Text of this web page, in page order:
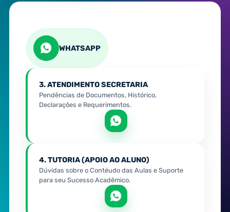
WHATSAPP
3. ATENDIMENTO SECRETARIA
Pendências de Documentos, Histórico,
Declarações e Requerimentos.
4. TUTORIA (APOIO AO ALUNO)
Dúvidas sobre o Contéudo das Aulas e Suporte
para seu Sucesso Acadêmico.